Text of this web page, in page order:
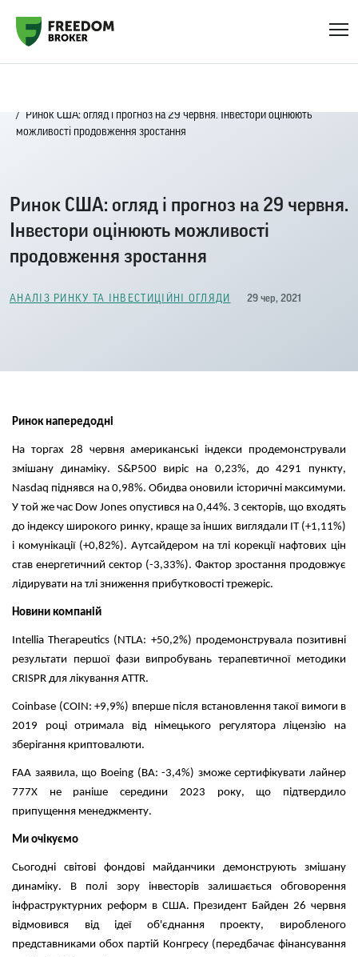
Ринок США: огляд і прогноз на 29 червня. Інвестори оцінюють
можливості продовження зростання
Ринок США: огляд і прогноз на 29 червня.
Інвестори оцінюють можливості
продовження зростання
АНАЛІЗ РИНКУ ТА ІНВЕСТИЦІЙНІ ОГЛЯДИ 29 чер, 2021
Ринок напередодні
На торгах 28 червня американські індекси продемонстрували
змішану динаміку. S&P500 виріс на 0,23%, до 4291 пункту,
Nasdaq піднявся на 0,98%. Обидва оновили історичні максимуми.
У той же час Dow Jones опустився на 0,44%. З секторів, що входять
до індексу широкого ринку, краще за інших виглядали ІТ (+1,11%)
і комунікації (+0,82%). Аутсайдером на тлі корекції нафтових цін
став енергетичний сектор (-3,33%). Фактор зростання продовжує
лідирувати на тлі зниження прибутковості трежеріс.
Новини компаній
Intellia Therapeutics (NTLA: +50,2%) продемонструвала позитивні
результати першої фази випробувань терапевтичної методики
CRISPR для лікування ATTR.
Coinbase (COIN: +9,9%) вперше після встановлення такої вимоги в
2019 році отримала від німецького регулятора ліцензію на
зберігання криптовалюти.
FAA заявила, що Boeing (BA: -3,4%) зможе сертифікувати лайнер
777X не раніше середини 2023 року, що підтвердило
припущення менеджменту.
Ми очікуємо
Сьогодні світові фондові майданчики демонструють змішану
динаміку. В полі зору інвесторів залишається обговорення
інфраструктурних реформ в США. Президент Байден 26 червня
відмовився від ідеї об'єднання проекту, виробленого
представниками обох партій Конгресу (передбачає фінансування